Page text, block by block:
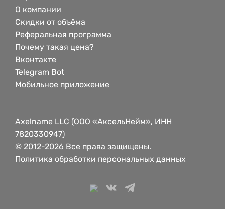
О компании
Скидки от объёма
Реферальная программа
Почему такая цена?
Вконтакте
Telegram Bot
Мобильное приложение
Axelname LLC (ООО «АксельНейм», ИНН
7820330947)
© 2012-2026 Все права защищены.
Политика обработки персональных данных